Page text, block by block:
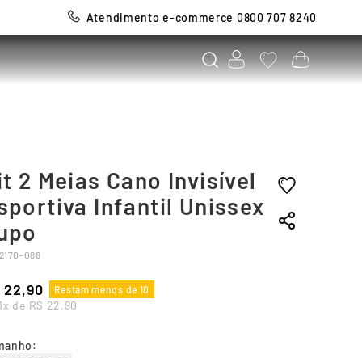
Atendimento e-commerce 0800 707 8240
2 Meias Cano Invisível
Infantil Unissex
088
22,90 Restam menos de 10
1x de R$ 22,90
: